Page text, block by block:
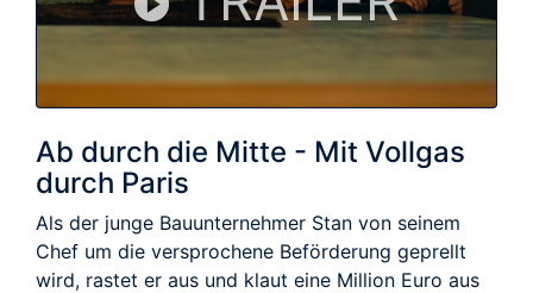
Ab durch die Mitte - Mit Vollgas
durch Paris
Als der junge Bauunternehmer Stan von seinem
Chef um die versprochene Beförderung geprellt
wird, rastet er aus und klaut eine Million Euro aus